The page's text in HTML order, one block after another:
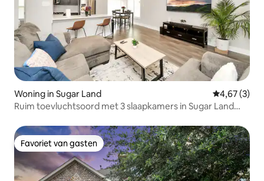
Woning in Sugar Land
4,67 (3)
Ruim toevluchtsoord met 3 slaapkamers in Sugar Land
Favoriet van gasten
Favoriet van gasten